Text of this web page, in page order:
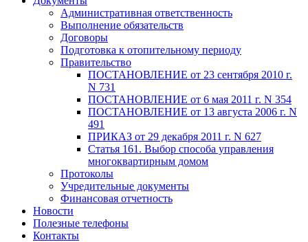
Административная ответственность
Выполнение обязательств
Договоры
Подготовка к отопительному периоду
Правительство
ПОСТАНОВЛЕНИЕ от 23 сентября 2010 г.
N 731
ПОСТАНОВЛЕНИЕ от 6 мая 2011 г. N 354
ПОСТАНОВЛЕНИЕ от 13 августа 2006 г. N
491
ПРИКАЗ от 29 декабря 2011 г. N 627
Статья 161. Выбор способа управления
многоквартирным домом
Протоколы
Учредительные документы
Финансовая отчетность
Новости
Полезные телефоны
Контакты